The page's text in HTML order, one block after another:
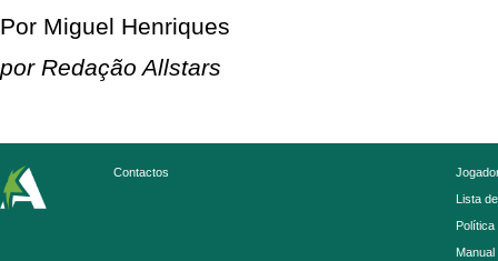
Por Miguel Henriques
por Redação Allstars
Contactos
Lista